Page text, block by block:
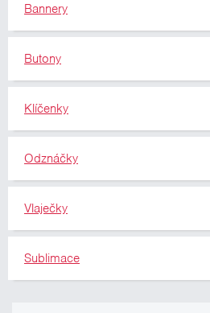
Bannery
Butony
Klíčenky
Odznáčky
Vlaječky
Sublimace